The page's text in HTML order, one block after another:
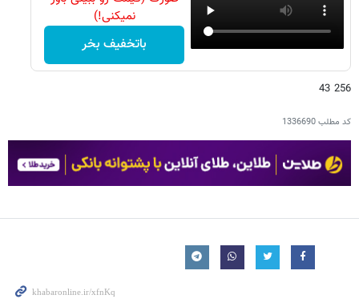
نمیکنی!)
باتخفیف بخر
256 43
کد مطلب1336690